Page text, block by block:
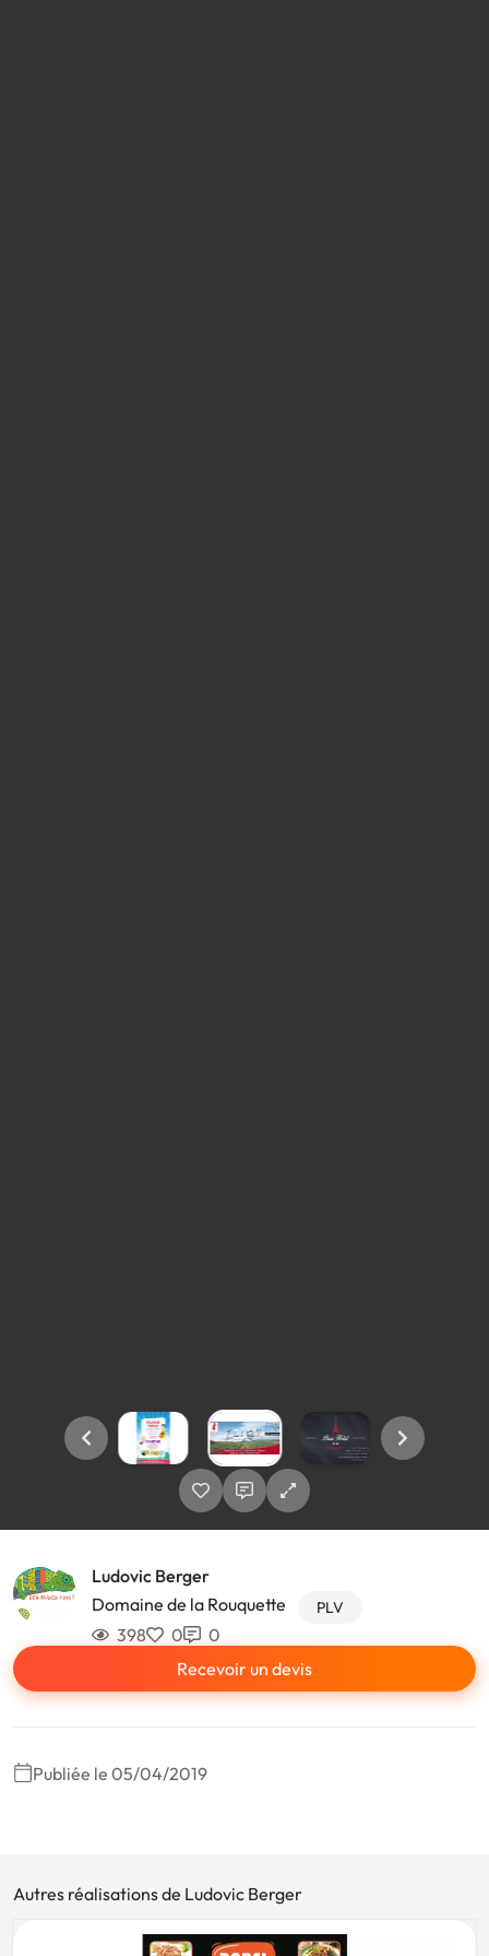
Ludovic Berger
Domaine de la Rouquette
PLV
398 0
0
Recevoir un devis
Publiée le 05/04/2019
Autres réalisations de Ludovic Berger